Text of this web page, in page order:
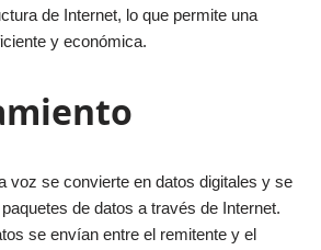
de Internet, lo que permite una
y económica.
voz se convierte en datos digitales y se
de datos a través de Internet.
se envían entre el remitente y el